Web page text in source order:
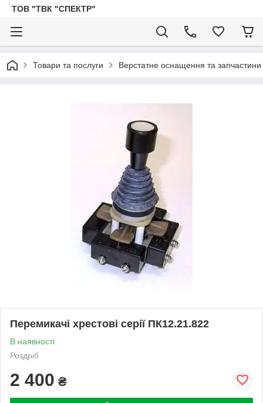
ТОВ "ТВК "СПЕКТР"
Товари та послуги Верстатне оснащення та запчастини
Перемикачі хрестові серії ПК12.21.822
В наявності
Роздріб
2 400 ₴